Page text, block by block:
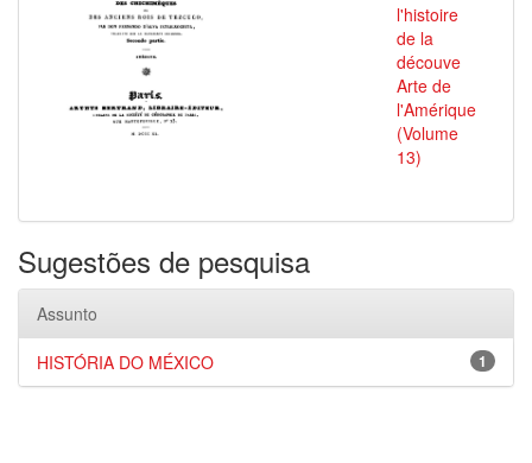
l'histoire
de la
découve
Arte de
l'Amérique
(Volume
13)
Sugestões de pesquisa
Assunto
1
HISTÓRIA DO MÉXICO